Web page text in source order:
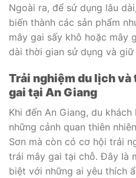
Ngoài ra, để sử dụng lâu
biến thành các sản phẩm
mây gai sấy khô hoặc mây
dài thời gian sử dụng và
Trải nghiệm du lịch
gai tại An Giang
Khi đến An Giang, du
những cảnh quan thiên
Sơn mà còn có cơ hội trải
trái mây gai tại chỗ. Đây là
biệt với những ai yêu thích